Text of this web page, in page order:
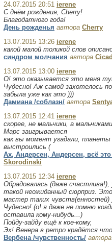
24.07.2015 20:51 ierene
С днём рождения, Cherry!
Благодатного года!
День рожденья автора Cherry
13.07.2015 13:26 ierene
какой малой толикой слов
синдром молчания автора
13.07.2015 13:00 ierene
О! это оказывается зто меня
Чудесно! Аж самой захотелось
забыла уже как это )))
Дамиана /соблазн/ автора
13.07.2015 12:41 ierene
скорее, не мальчики, а
Марс заигрывается
как вы момент угадали,
выстроились (
Ах, Андерсен, Андерсен, всё
Skorodinski
13.07.2015 12:34 ierene
Обрадовалась (даже
такой неожиданный сюрприз.
мастер таких чувств(енностей)
Чудесно! (о! я даже не помню
оставила кому-нибудь...)
Пойду-зайду ещё к кое-кому,
Эх! Венера в ретро крадётся
Вербена /чувственность/ автора